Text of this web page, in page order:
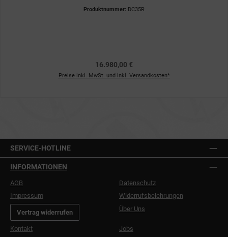
Produktnummer: DC35R
16.980,00 €
Preise inkl. MwSt. und inkl. Versandkosten*
SERVICE-HOTLINE
INFORMATIONEN
AGB
Datenschutz
Impressum
Widerrufsbelehrungen
Vertrag widerrufen Über Uns
Kontakt
Jobs